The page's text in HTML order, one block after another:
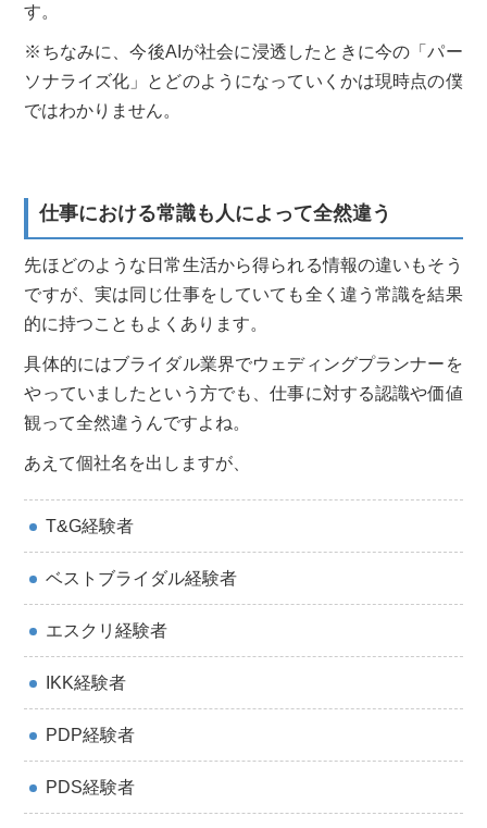
す。
※ちなみに、今後AIが社会に浸透したときに今の「パー
ソナライズ化」とどのようになっていくかは現時点の僕
ではわかりません。
仕事における常識も人によって全然違う
先ほどのような日常生活から得られる情報の違いもそう
ですが、実は同じ仕事をしていても全く違う常識を結果
的に持つこともよくあります。
具体的にはブライダル業界でウェディングプランナーを
やっていましたという方でも、仕事に対する認識や価値
観って全然違うんですよね。
あえて個社名を出しますが、
T&G経験者
ベストブライダル経験者
エスクリ経験者
IKK経験者
PDP経験者
PDS経験者